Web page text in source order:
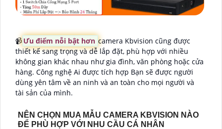
📹 Ưu điểm nỗi bật hơn camera Kbvision cũng được
thiết kế sang trọng và dễ lắp đặt, phù hợp với nhiều
không gian khác nhau như gia đình, văn phòng hoặc cửa
hàng. Công nghệ Ai được tích hợp Bạn sẽ được người
dùng yên tâm về an ninh và an toàn cho mọi người và
tài sản của mình.
NÊN CHỌN MUA MẪU CAMERA KBVISION NÀO
ĐỂ PHÙ HỢP VỚI NHU CẦU CÁ NHÂN